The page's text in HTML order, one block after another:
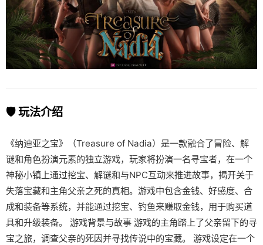
🛡️ 玩法介绍
《纳迪亚之宝》（Treasure of Nadia）是一款融合了冒险、解
谜和角色扮演元素的独立游戏，玩家将扮演一名寻宝者，在一个
神秘小镇上通过挖宝、解谜和与NPC互动来推进故事，揭开关于
失落宝藏和主角父亲之死的真相。游戏中包含金钱、好感度、合
成和装备等系统，并能通过挖宝、钓鱼来赚取金钱，用于购买道
具和升级装备。 游戏背景与故事 游戏的主角踏上了父亲留下的寻
宝之旅，调查父亲的死因并寻找传说中的宝藏。 游戏设定在一个